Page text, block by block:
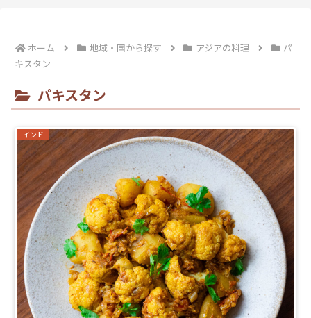
ホーム 地域・国から探す アジアの料理
パ
キスタン
パキスタン
インド